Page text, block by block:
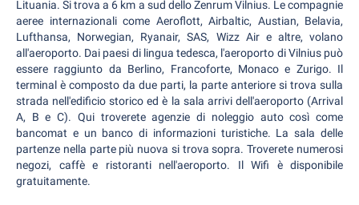
Lituania. Si trova a 6 km a sud dello Zenrum Vilnius. Le compagnie
aeree internazionali come Aeroflott, Airbaltic, Austian, Belavia,
Lufthansa, Norwegian, Ryanair, SAS, Wizz Air e altre, volano
all'aeroporto. Dai paesi di lingua tedesca, l'aeroporto di Vilnius può
essere raggiunto da Berlino, Francoforte, Monaco e Zurigo. Il
terminal è composto da due parti, la parte anteriore si trova sulla
strada nell'edificio storico ed è la sala arrivi dell'aeroporto (Arrival
A, B e C). Qui troverete agenzie di noleggio auto così come
bancomat e un banco di informazioni turistiche. La sala delle
partenze nella parte più nuova si trova sopra. Troverete numerosi
negozi, caffè e ristoranti nell'aeroporto. Il Wifi è disponibile
gratuitamente.